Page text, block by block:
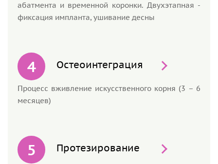
абатмента и временной коронки. Двухэтапная -
фиксация импланта, ушивание десны
Остеоинтеграция
Процесс вживление искусственного корня (3 – 6
месяцев)
Протезирование